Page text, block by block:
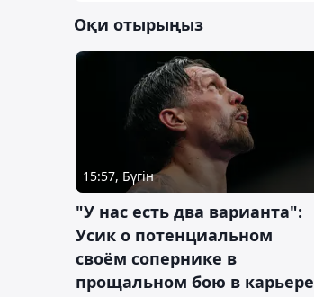
Оқи отырыңыз
15:57, Бүгін
"У нас есть два варианта":
Усик о потенциальном
своём сопернике в
прощальном бою в карьере